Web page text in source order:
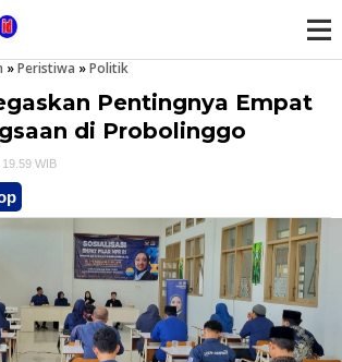
u
»Peristiwa »Politik
Pentingnya Empat
di Probolinggo
WIB